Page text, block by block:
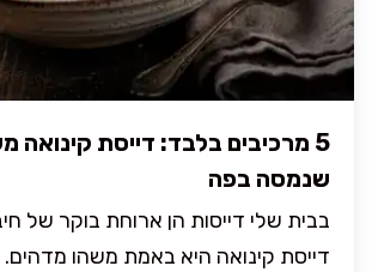
5 מרכיבים בלבד: דייסת קינואה
שנמסה בפה
בבית שלי דייסות הן ארוחת בוקר של
דייסת קינואה היא באמת משהו